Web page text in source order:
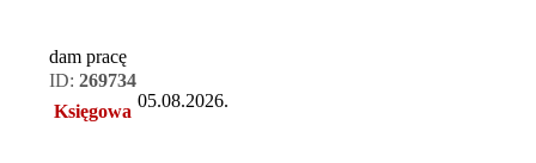
dam pracę
ID: 269734
Księgowa
05.08.2026.